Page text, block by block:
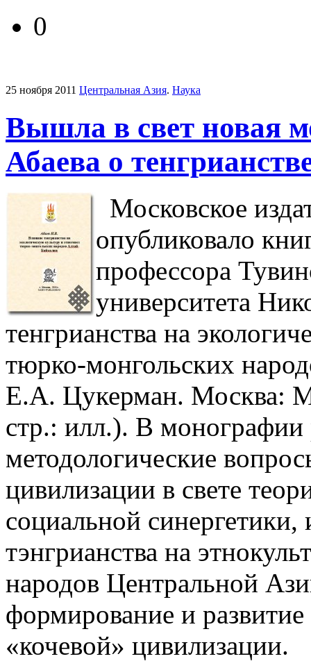
0
25 ноября 2011 Центральная Азия. Наука
Вышла в свет новая
Абаева о
Московское
опубликовало
профессора
университета
тенгрианства на
тюрко-монгольских
Е.А. Цукерман. Москва:
стр.: илл.). В монографии
методологические
цивилизации в свете
социальной
тэнгрианства на
народов Центральной
формирование и
«кочевой» цивилизации.